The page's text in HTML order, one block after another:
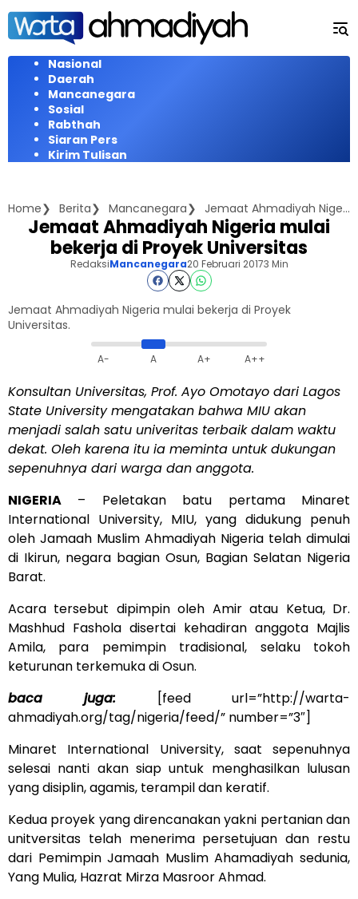
Langsung
konten
Nasional
Daerah
Mancanegara
Sosial
Rabthah
Siaran Pers
Kirim Tulisan
Home Berita Mancanegara Jemaat Ahmadiyah Nigeria mulai bekerja di Proyek Universitas
Jemaat Ahmadiyah Nigeria mulai
bekerja di Proyek Universitas
RedaksiMancanegara20 Februari 20173 Min
Jemaat Ahmadiyah Nigeria mulai bekerja di Proyek
Universitas.
A- A A+ A++
Konsultan Universitas, Prof. Ayo Omotayo dari Lagos
State University mengatakan bahwa MIU akan
menjadi salah satu univeritas terbaik dalam waktu
dekat. Oleh karena itu ia meminta untuk dukungan
sepenuhnya dari warga dan anggota.
NIGERIA – Peletakan batu pertama Minaret
International University, MIU, yang didukung penuh
oleh Jamaah Muslim Ahmadiyah Nigeria telah dimulai
di Ikirun, negara bagian Osun, Bagian Selatan Nigeria
Barat.
Acara tersebut dipimpin oleh Amir atau Ketua, Dr.
Mashhud Fashola disertai kehadiran anggota Majlis
Amila, para pemimpin tradisional, selaku tokoh
keturunan terkemuka di Osun.
baca juga:
[feed url=”http://warta-
ahmadiyah.org/tag/nigeria/feed/” number=”3″]
Minaret International University, saat sepenuhnya
selesai nanti akan siap untuk menghasilkan lulusan
yang disiplin, agamis, terampil dan keratif.
Kedua proyek yang direncanakan yakni pertanian dan
unitversitas telah menerima persetujuan dan restu
dari Pemimpin Jamaah Muslim Ahamadiyah sedunia,
Yang Mulia, Hazrat Mirza Masroor Ahmad.